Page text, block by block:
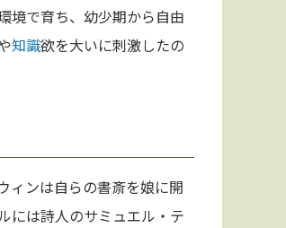
境で育ち、幼少期から自由
知識欲を大いに刺激したの
ィンは自らの書斎を娘に開
には詩人のサミュエル・テ